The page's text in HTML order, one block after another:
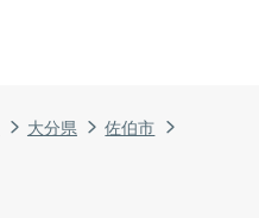
大分県
佐伯市